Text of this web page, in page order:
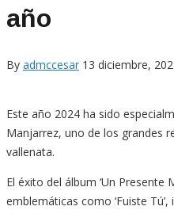
año
By admccesar 13 diciembre,
Este año 2024 ha sido
Manjarrez, uno de los grandes
vallenata.
El éxito del álbum ‘Un Presente
emblemáticas como ‘Fuiste